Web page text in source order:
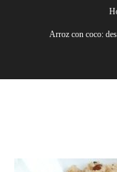
Arroz con coco: